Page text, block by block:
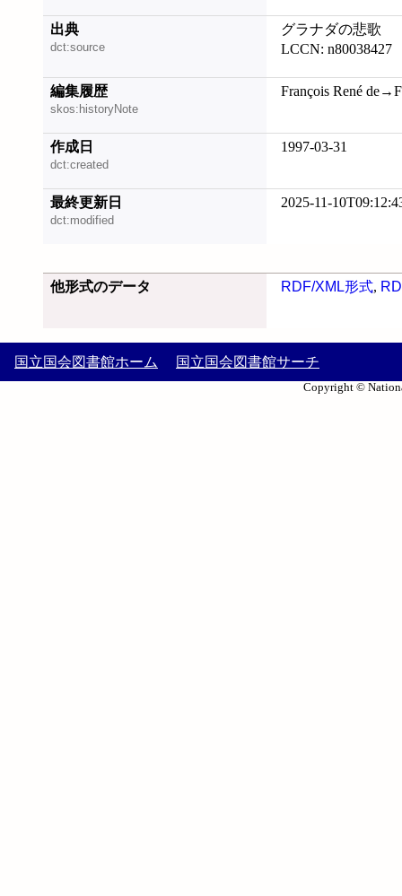
出典
dct:source
グラナダの悲歌
LCCN: n80038427
編集履歴
skos:historyNote
François René
作成日
dct:created
1997-03-31
最終更新日
dct:modified
2025-11-
他形式のデータ RDF/XML形式,
国立国会図書館ホーム 国立国会図書館サーチ
Copyright ©